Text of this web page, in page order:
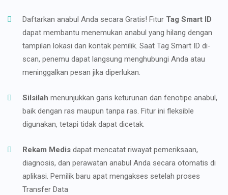
Daftarkan anabul Anda secara Gratis! Fitur Tag Smart ID
dapat membantu menemukan anabul yang hilang dengan
tampilan lokasi dan kontak pemilik. Saat Tag Smart ID di-
scan, penemu dapat langsung menghubungi Anda atau
meninggalkan pesan jika diperlukan.
Silsilah menunjukkan garis keturunan dan fenotipe anabul,
baik dengan ras maupun tanpa ras. Fitur ini fleksible
digunakan, tetapi tidak dapat dicetak.
Rekam Medis dapat mencatat riwayat pemeriksaan,
diagnosis, dan perawatan anabul Anda secara otomatis di
aplikasi. Pemilik baru apat mengakses setelah proses
Transfer Data